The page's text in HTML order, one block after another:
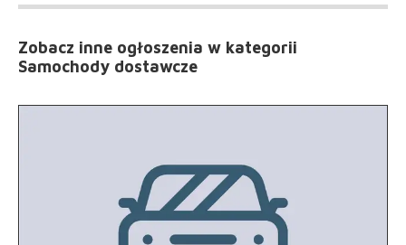
Zobacz inne ogłoszenia w kategorii
Samochody dostawcze